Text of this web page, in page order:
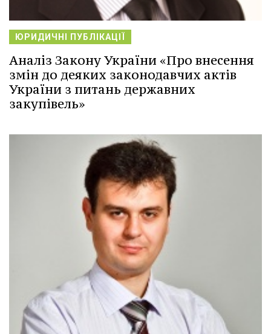
ЮРИДИЧНІ ПУБЛІКАЦІЇ
Аналіз Закону України «Про внесення
змін до деяких законодавчих актів
України з питань державних
закупівель»